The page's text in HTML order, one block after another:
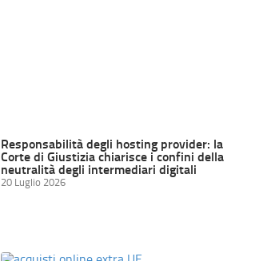
Responsabilità degli hosting provider: la
Corte di Giustizia chiarisce i confini della
neutralità degli intermediari digitali
20 Luglio 2026